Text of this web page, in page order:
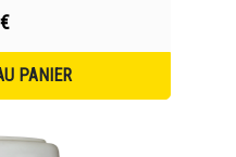
PANIER